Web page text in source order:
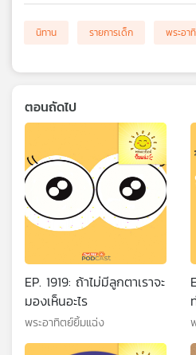
นิทาน รายการเด็ก พระอา
ตอนถัดไป
EP. 1919: ถ้าไม่มีลูกตาเราจะ
มองเห็นอะไร
พระอาทิตย์ยิ้มแฉ่ง